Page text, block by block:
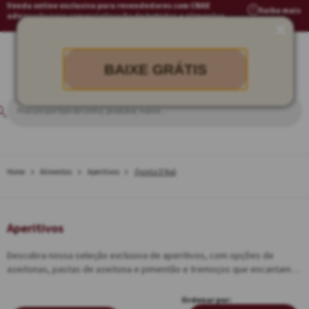
BAIXE GRÁTIS
Venda online exclusiva para revendedores com CNAE
adequado para comercialização de bebidas e alimentos
Saiba mais
Alimentos Aperitivos Quinta D'Avó
Aperitivos
Descubra nossa seleção exclusiva de aperitivos, com opções de
azeitonas, pastas de azeitona e pimentão e tremoços que encantam
Ordenar por: